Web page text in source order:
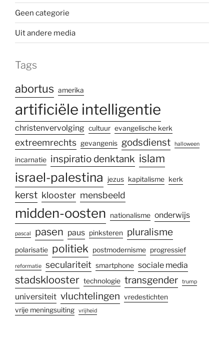
Geen categorie
Uit andere media
Tags
abortus amerika
artificiële intelligentie
christenvervolging cultuur evangelische kerk
extreemrechts gevangenis godsdienst halloween
incarnatie inspiratio denktank islam
israel-palestina jezus kapitalisme kerk
kerst klooster mensbeeld
midden-oosten nationalisme onderwijs
pascal pasen paus pinksteren pluralisme
polarisatie politiek postmodernisme progressief
reformatie seculariteit smartphone sociale media
stadsklooster technologie transgender trump
universiteit vluchtelingen vredestichten
vrije meningsuiting
vrijheid